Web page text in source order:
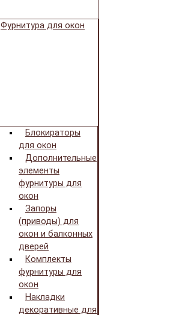
Фурнитура для окон
Блокираторы
для окон
Дополнительные
элементы
фурнитуры для
окон
Запоры
(приводы) для
окон и балконных
дверей
Комплекты
фурнитуры для
окон
Накладки
декоративные для